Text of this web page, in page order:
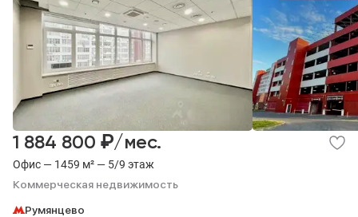
Офис — 1459 м² — 5/9 этаж
Коммерческая недвижимость
1 884 800 ₽/мес.
Румянцево